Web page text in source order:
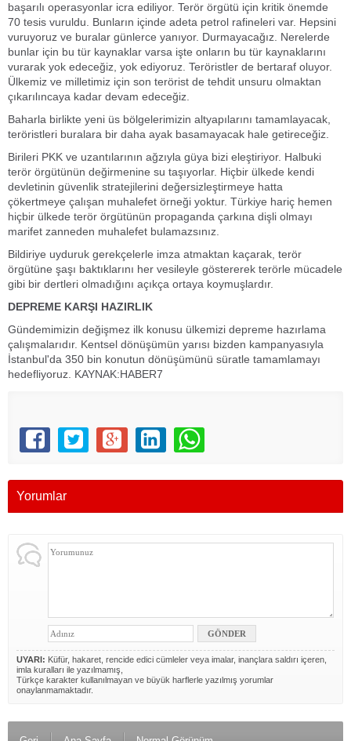
başarılı operasyonlar icra ediliyor. Terör örgütü için kritik önemde
70 tesis vuruldu. Bunların içinde adeta petrol rafineleri var. Hepsini
vuruyoruz ve buralar günlerce yanıyor. Durmayacağız. Nerelerde
bunlar için bu tür kaynaklar varsa işte onların bu tür kaynaklarını
vurarak yok edeceğiz, yok ediyoruz. Teröristler de bertaraf oluyor.
Ülkemiz ve milletimiz için son terörist de tehdit unsuru olmaktan
çıkarılıncaya kadar devam edeceğiz.
Baharla birlikte yeni üs bölgelerimizin altyapılarını tamamlayacak,
teröristleri buralara bir daha ayak basamayacak hale getireceğiz.
Birileri PKK ve uzantılarının ağzıyla güya bizi eleştiriyor. Halbuki
terör örgütünün değirmenine su taşıyorlar. Hiçbir ülkede kendi
devletinin güvenlik stratejilerini değersizleştirmeye hatta
çökertmeye çalışan muhalefet örneği yoktur. Türkiye hariç hemen
hiçbir ülkede terör örgütünün propaganda çarkına dişli olmayı
marifet zanneden muhalefet bulamazsınız.
Bildiriye uyduruk gerekçelerle imza atmaktan kaçarak, terör
örgütüne şaşı baktıklarını her vesileyle göstererek terörle mücadele
gibi bir dertleri olmadığını açıkça ortaya koymuşlardır.
DEPREME KARŞI HAZIRLIK
Gündemimizin değişmez ilk konusu ülkemizi depreme hazırlama
çalışmalarıdır. Kentsel dönüşümün yarısı bizden kampanyasıyla
İstanbul'da 350 bin konutun dönüşümünü süratle tamamlamayı
hedefliyoruz. KAYNAK:HABER7
Yorumlar
UYARI: Küfür, hakaret, rencide edici cümleler veya imalar, inançlara saldırı içeren,
imla kuralları ile yazılmamış,
Türkçe karakter kullanılmayan ve büyük harflerle yazılmış yorumlar
onaylanmamaktadır.